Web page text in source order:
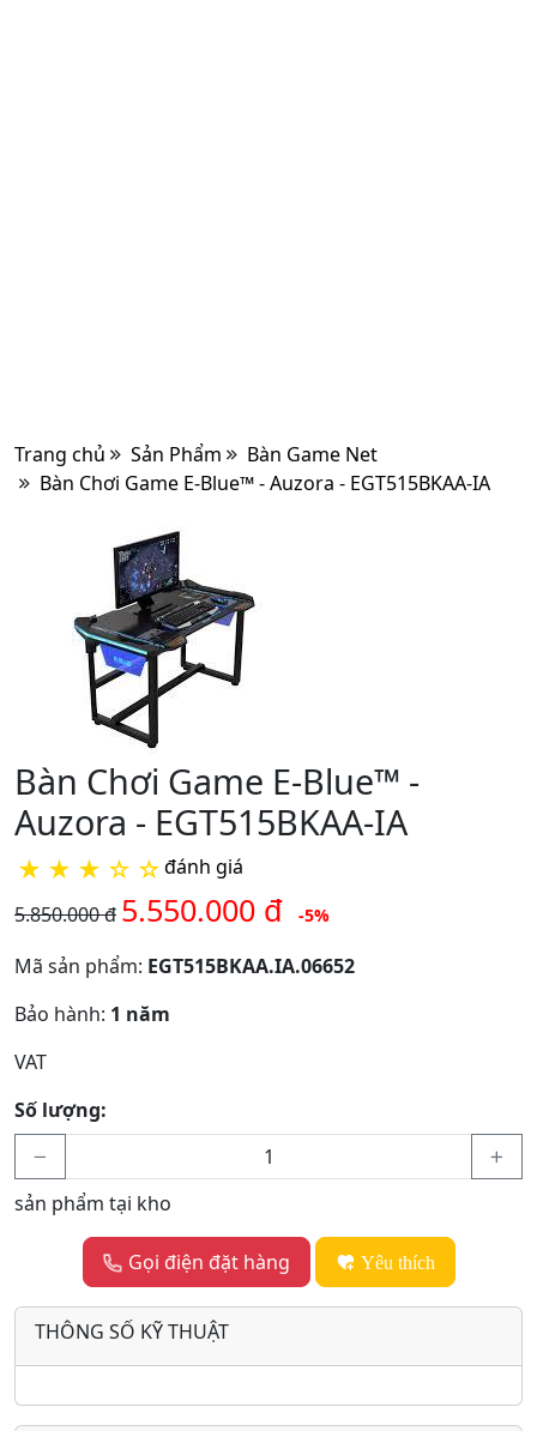
Trang chủ Sản Phẩm
Bàn Game Net
Bàn Chơi Game E-Blue™ - Auzora - EGT515BKAA-IA
Bàn Chơi Game E-Blue™ -
Auzora - EGT515BKAA-IA
★ ★ ★ ☆ ☆đánh giá
5.850.000 đ 5.550.000 đ -5%
Mã sản phẩm: EGT515BKAA.IA.06652
Bảo hành: 1 năm
VAT
Số lượng:
sản phẩm tại kho
Gọi điện đặt hàng Yêu thích
THÔNG SỐ KỸ THUẬT